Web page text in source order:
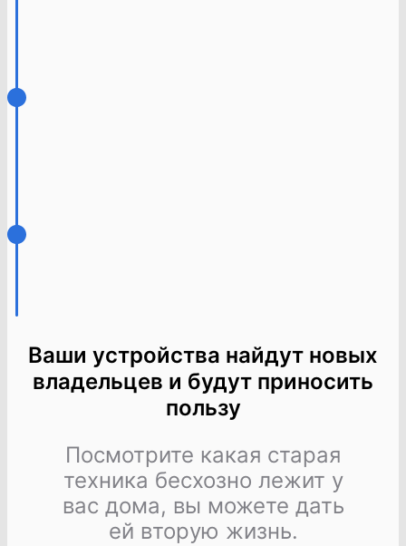
Ваши устройства найдут новых
владельцев и будут приносить
пользу
Посмотрите какая старая
техника бесхозно лежит у
вас дома, вы можете дать
ей вторую жизнь.